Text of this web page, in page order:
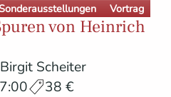
Vortrag
von Heinrich
Scheiter
38 €